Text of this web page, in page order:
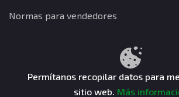
Normas para vendedores
Términos y condiciones
CuentasGO © 2026. Todos los
Permítanos recopilar datos para
sitio web. Más